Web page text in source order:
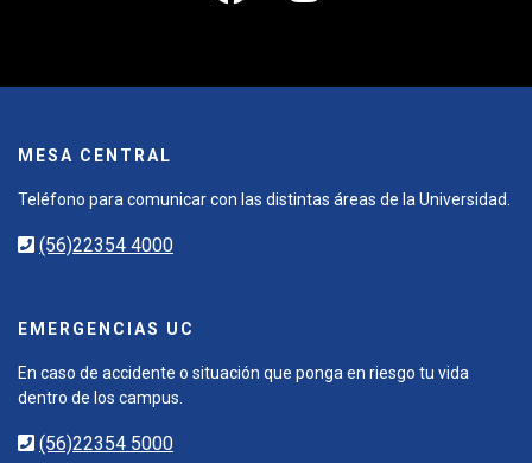
MESA CENTRAL
Teléfono para comunicar con las distintas áreas de la Universidad.
(56)22354 4000
EMERGENCIAS UC
En caso de accidente o situación que ponga en riesgo tu vida
dentro de los campus.
(56)22354 5000